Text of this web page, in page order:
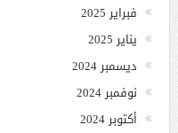
فبراير 2025
يناير 2025
ديسمبر 2024
نوفمبر 2024
أكتوبر 2024